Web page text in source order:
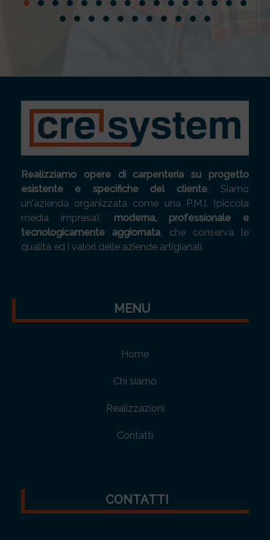
Realizziamo opere di carpenteria su progetto
esistente e specifiche del cliente. Siamo
un'azienda organizzata come una P.M.I. (piccola
media impresa), moderna, professionale e
tecnologicamente aggiornata , che conserva le
qualità ed i valori delle aziende artigianali.
MENU
Home
Chi siamo
Realizzazioni
Contatti
CONTATTI